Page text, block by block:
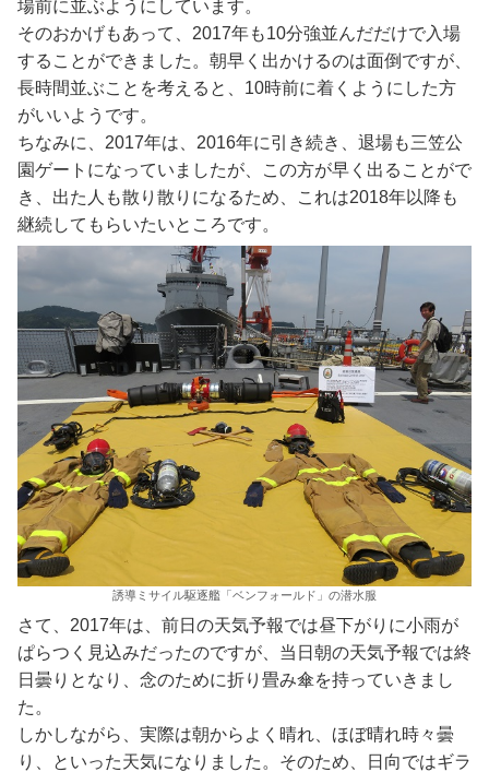
場前に並ぶようにしています。
そのおかげもあって、2017年も10分強並んだだけで入場
することができました。朝早く出かけるのは面倒ですが、
長時間並ぶことを考えると、10時前に着くようにした方
がいいようです。
ちなみに、2017年は、2016年に引き続き、退場も三笠公
園ゲートになっていましたが、この方が早く出ることがで
き、出た人も散り散りになるため、これは2018年以降も
継続してもらいたいところです。
誘導ミサイル駆逐艦「ベンフォールド」の潜水服
さて、2017年は、前日の天気予報では昼下がりに小雨が
ぱらつく見込みだったのですが、当日朝の天気予報では終
日曇りとなり、念のために折り畳み傘を持っていきまし
た。
しかしながら、実際は朝からよく晴れ、ほぼ晴れ時々曇
り、といった天気になりました。そのため、日向ではギラ